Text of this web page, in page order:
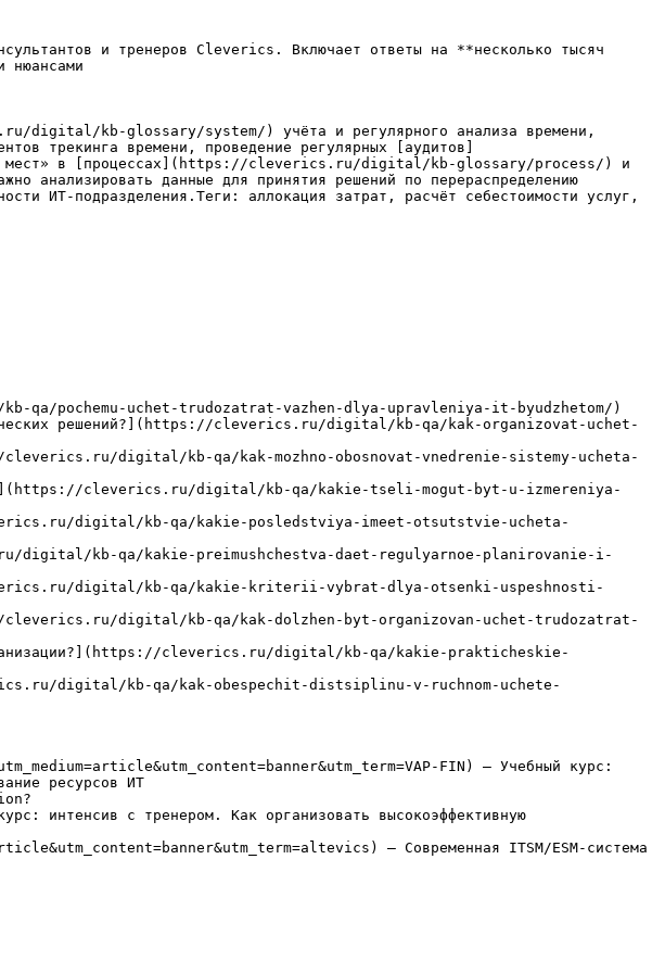
и тренеров Cleverics. Включает ответы на **несколько тысяч
нюансами
digital/kb-glossary/system/) учёта и регулярного анализа времени,
трекинга времени, проведение регулярных [аудитов]
мест» в [процессах](https://cleverics.ru/digital/kb-glossary/process/) и
данные для принятия решений по перераспределению
подразделения.Теги: аллокация затрат, расчёт себестоимости услуг,
qa/pochemu-uchet-trudozatrat-vazhen-dlya-upravleniya-it-byudzhetom/)
решений?](https://cleverics.ru/digital/kb-qa/kak-organizovat-uchet-
cleverics.ru/digital/kb-qa/kak-mozhno-obosnovat-vnedrenie-sistemy-ucheta-
cleverics.ru/digital/kb-qa/kakie-tseli-mogut-byt-u-izmereniya-
digital/kb-qa/kakie-posledstviya-imeet-otsutstvie-ucheta-
digital/kb-qa/kakie-preimushchestva-daet-regulyarnoe-planirovanie-i-
cleverics.ru/digital/kb-qa/kakie-kriterii-vybrat-dlya-otsenki-uspeshnosti-
cleverics.ru/digital/kb-qa/kak-dolzhen-byt-organizovan-uchet-trudozatrat-
организации?](https://cleverics.ru/digital/kb-qa/kakie-prakticheskie-
digital/kb-qa/kak-obespechit-distsiplinu-v-ruchnom-uchete-
FIN) — Учебный курс:
ресурсов ИТ
интенсив с тренером. Как организовать высокоэффективную
— Современная ITSM/ESM-система